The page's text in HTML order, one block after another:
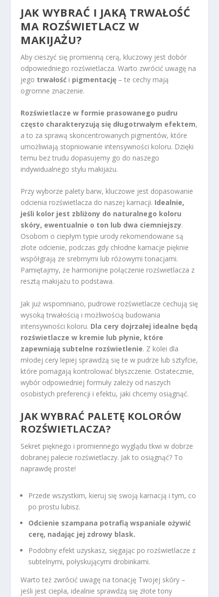
JAK WYBRAĆ I JAKĄ TRWAŁOŚĆ
MA ROZŚWIETLACZ W
MAKIJAŻU?
Aby cieszyć się promienną cerą, kluczowy jest dobór
odpowiedniego rozświetlacza. Warto zwrócić uwagę na
jego trwałość i pigmentację – te cechy mają
ogromne znaczenie.
Rozświetlacze w formie prasowanego pudru
często charakteryzują się długotrwałym efektem,
a to za sprawą skoncentrowanych pigmentów, które
umożliwiają stopniowanie intensywności koloru. Dzięki
temu bez trudu dopasujemy go do naszego
indywidualnego stylu makijażu.
Przy wyborze palety barw, kluczowe jest dopasowanie
odcienia rozświetlacza do naszej karnacji. Idealnie,
jeśli kolor jest zbliżony do naturalnego koloru
skóry, ewentualnie o ton lub dwa ciemniejszy.
Osobom o ciepłym typie urody rekomendowane są
złote odcienie, podczas gdy chłodne karnacje pięknie
współgrają ze srebrnymi lub różowymi tonacjami.
Pamiętajmy, że harmonijne połączenie rozświetlacza z
resztą makijażu to podstawa.
Jak już wspomniano, pudrowe rozświetlacze cechują się
wysoką trwałością i możliwością budowania
intensywności koloru. Dla cery dojrzałej idealne będą
rozświetlacze w kremie lub płynie, które
zapewniają subtelne rozświetlenie. Z kolei dla
młodej cery lepiej sprawdzą się te w pudrze lub sztyfcie,
które pomagają kontrolować błyszczenie. Ostatecznie,
wybór odpowiedniej formuły zależy od naszych
osobistych preferencji i efektu, jaki chcemy osiągnąć.
JAK WYBRAĆ PALETĘ KOLORÓW
ROZŚWIETLACZA?
Sekret pięknego i promiennego wyglądu tkwi w dobrze
dobranej palecie rozświetlaczy. Jak to osiągnąć? To
naprawdę proste!
Przede wszystkim, kieruj się swoją karnacją i tym, co
po prostu lubisz.
Odcienie szampana potrafią wspaniale ożywić
cerę, nadając jej zdrowy blask.
Podobny efekt uzyskasz, sięgając po rozświetlacze z
subtelnymi, połyskującymi drobinkami.
Warto też zwrócić uwagę na tonację Twojej skóry –
jeśli jest ciepła, idealnie sprawdzą się złote tony